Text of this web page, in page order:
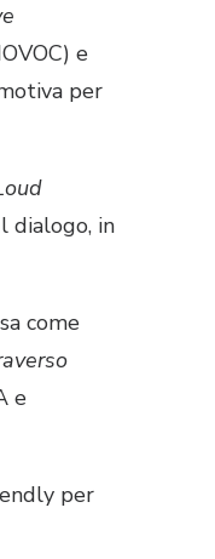
e
per
dialogo, in
come
e
per